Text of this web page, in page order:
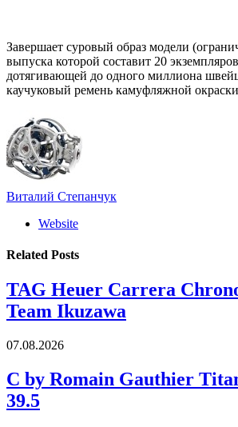
Завершает суровый образ модели
выпуска которой составит 20
дотягивающей до одного миллиона
каучуковый ремень камуфляжной
Виталий Степанчук
Website
Related Posts
TAG Heuer Carrera
Team Ikuzawa
07.08.2026
C by Romain Gauthier
39.5